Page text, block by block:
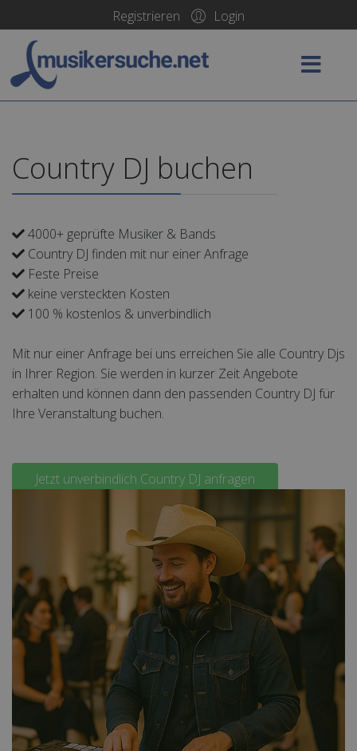
Registrieren Login
Country DJ buchen
4000+ geprüfte Musiker & Bands
Country DJ finden mit nur einer Anfrage
Feste Preise
keine versteckten Kosten
100 % kostenlos & unverbindlich
Mit nur einer Anfrage bei uns erreichen Sie alle Country Djs
in Ihrer Region. Sie werden in kurzer Zeit Angebote
erhalten und können dann den passenden Country DJ für
Ihre Veranstaltung buchen.
Jetzt unverbindlich Country DJ anfragen